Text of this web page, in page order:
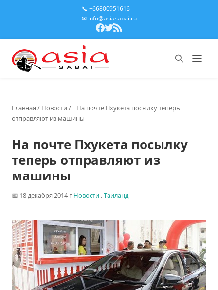
📞 +66800951616
✉ info@asiasabai.ru
Главная / Новости /
На почте Пхукета посылку теперь
отправляют из машины
На почте Пхукета посылку
теперь отправляют из
машины
18 декабря 2014 г.Новости,Таиланд